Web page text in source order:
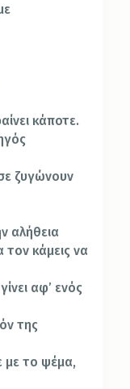
κάποτε.
ζυγώνουν
αλήθεια
τον κάμεις να
αφ’ ενός
της
με το ψέμα,